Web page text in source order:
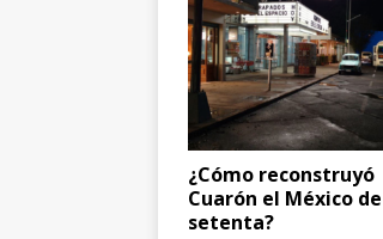
¿Cómo reconstruyó
Cuarón el México
setenta?